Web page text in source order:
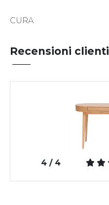
CURA
Recensioni clienti
4 / 4